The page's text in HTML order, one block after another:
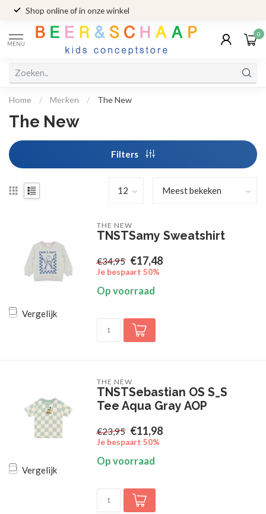
Shop online of in onze winkel
MENU
0
Home / Merken / The New
The New
Filters
Vergelijk
THE NEW
TNSTSamy Sweatshirt
€34,95 €17,48
Je bespaart 50%
Op voorraad
Vergelijk
THE NEW
TNSTSebastian OS S_S
Tee Aqua Gray AOP
€23,95 €11,98
Je bespaart 50%
Op voorraad